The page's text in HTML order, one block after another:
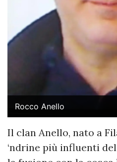
Rocco Anello
Il clan Anello, nato a
‘ndrine più influenti